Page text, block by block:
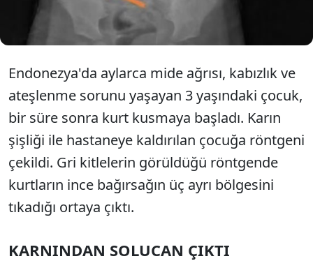
Endonezya'da aylarca mide ağrısı, kabızlık ve
ateşlenme sorunu yaşayan 3 yaşındaki çocuk,
bir süre sonra kurt kusmaya başladı. Karın
şişliği ile hastaneye kaldırılan çocuğa röntgeni
çekildi. Gri kitlelerin görüldüğü röntgende
kurtların ince bağırsağın üç ayrı bölgesini
tıkadığı ortaya çıktı.
KARNINDAN SOLUCAN ÇIKTI